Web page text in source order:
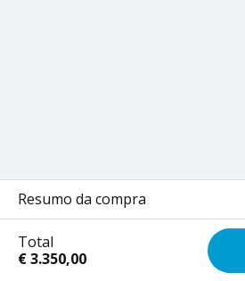
Resumo da compra
Total
€ 3.350,00